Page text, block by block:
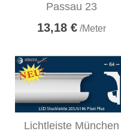
Passau 23
13,18 € /Meter
Lichtleiste München